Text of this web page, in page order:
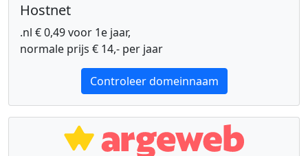
Hostnet
.nl € 0,49 voor 1e jaar,
normale prijs € 14,- per jaar
Controleer domeinnaam